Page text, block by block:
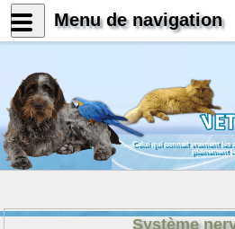
Celui qui connait vraiment les
pleinement
Système
Menu de navigation